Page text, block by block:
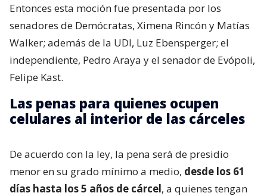
Entonces esta moción fue presentada por los
senadores de Demócratas, Ximena Rincón y Matías
Walker; además de la UDI, Luz Ebensperger; el
independiente, Pedro Araya y el senador de Evópoli,
Felipe Kast.
Las penas para quienes ocupen
celulares al interior de las cárceles
De acuerdo con la ley, la pena será de presidio
menor en su grado mínimo a medio, desde los 61
días hasta los 5 años de cárcel, a quienes tengan